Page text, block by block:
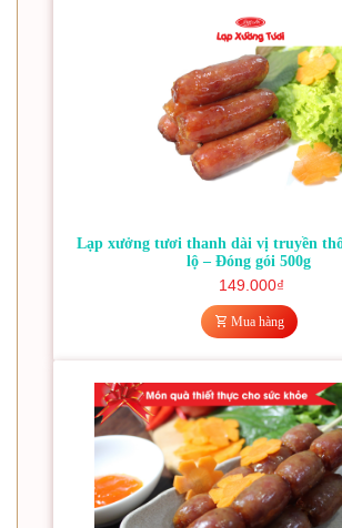
Lạp xưởng tươi thanh dài vị truyền
lộ – Đóng gói 500g
149.000₫
Mua hàng